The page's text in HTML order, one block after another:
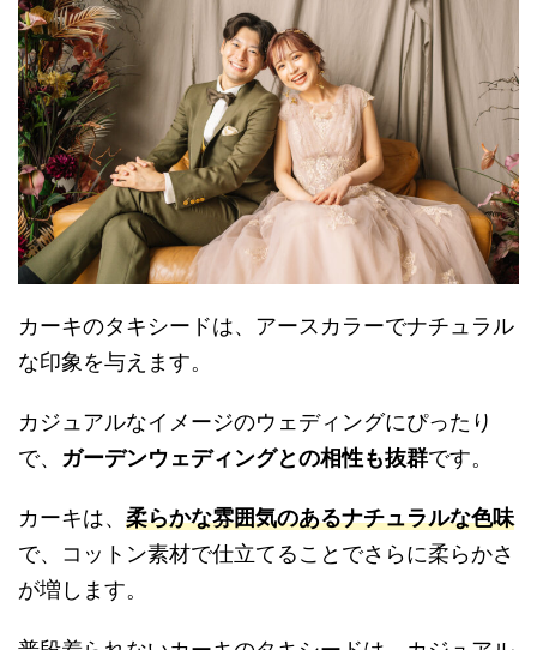
カーキのタキシードは、アースカラーでナチュラル
な印象を与えます。
カジュアルなイメージのウェディングにぴったり
で、 ガーデンウェディングとの相性も抜群です。
カーキは、 柔らかな雰囲気のあるナチュラルな色味
で、コットン素材で仕立てることでさらに柔らかさ
が増します。